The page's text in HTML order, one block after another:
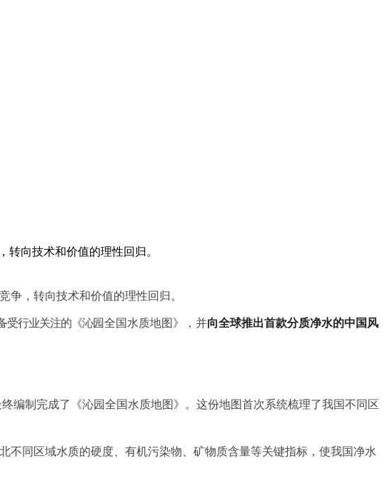
向技术和价值的理性回归。
争，转向技术和价值的理性回归。
受行业关注的《沁园全国水质地图》，并向全球推出首款分质净水的中国风
编制完成了《沁园全国水质地图》。这份地图首次系统梳理了我国不同区
不同区域水质的硬度、有机污染物、矿物质含量等关键指标，使我国净水